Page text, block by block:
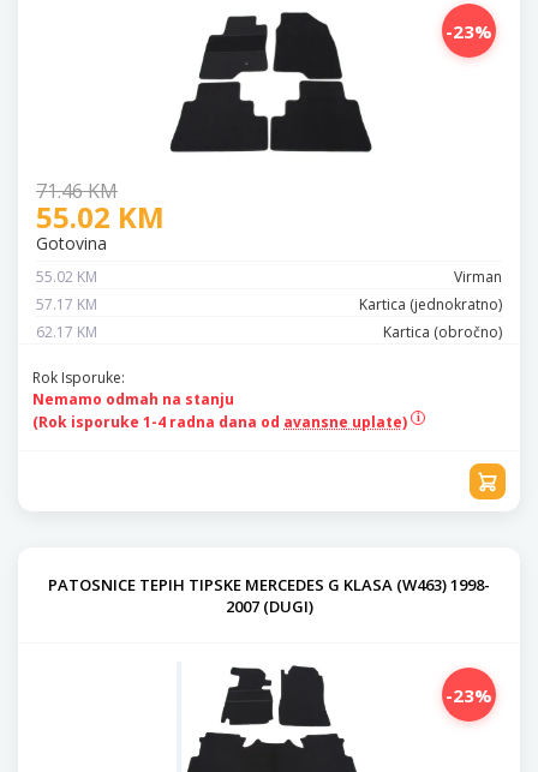
-23%
71.46 KM
55.02 KM
Gotovina
55.02 KM
Virman
57.17 KM
Kartica (jednokratno)
62.17 KM
Kartica (obročno)
Rok Isporuke:
Nemamo odmah na stanju
(Rok isporuke 1-4 radna dana od avansne uplate)
PATOSNICE TEPIH TIPSKE MERCEDES G KLASA (W463) 1998-
2007 (DUGI)
-23%